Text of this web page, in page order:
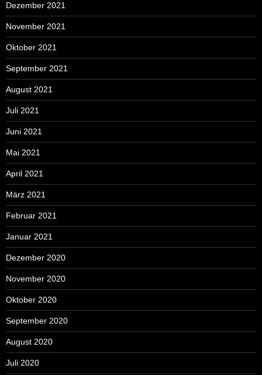
Dezember 2021
November 2021
Oktober 2021
September 2021
August 2021
Juli 2021
Juni 2021
Mai 2021
April 2021
März 2021
Februar 2021
Januar 2021
Dezember 2020
November 2020
Oktober 2020
September 2020
August 2020
Juli 2020